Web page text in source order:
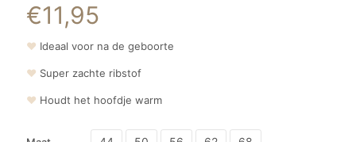
€11,95
❤ Ideaal voor na de geboorte
❤ Super zachte ribstof
❤ Houdt het hoofdje warm